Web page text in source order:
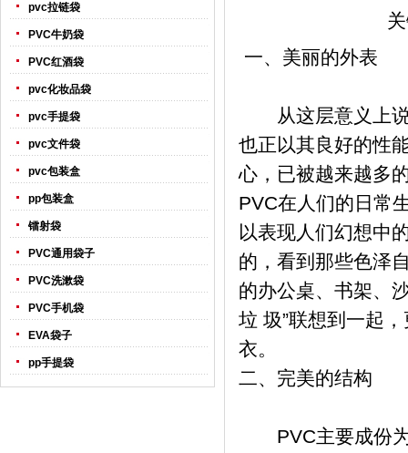
pvc拉链袋
PVC牛奶袋
PVC红酒袋
pvc化妆品袋
pvc手提袋
pvc文件袋
pvc包装盒
pp包装盒
镭射袋
PVC通用袋子
PVC洗漱袋
PVC手机袋
EVA袋子
pp手提袋
一、美丽的外表
从这层意义上说
也正以其良好的性
心，已被越来越多
PVC在人们的日常
以表现人们幻想中
的，看到那些色泽
的办公桌、书架、
垃 圾”联想到一起
衣。
二、完美的结构
PVC主要成份为